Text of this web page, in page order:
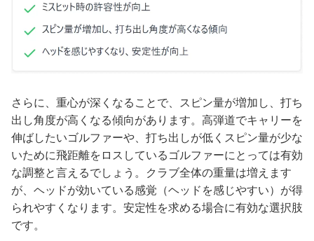
さらに、重心が深くなることで、スピン量が増加し、打ち
出し角度が高くなる傾向があります。高弾道でキャリーを
伸ばしたいゴルファーや、打ち出しが低くスピン量が少な
いために飛距離をロスしているゴルファーにとっては有効
な調整と言えるでしょう。クラブ全体の重量は増えます
が、ヘッドが効いている感覚（ヘッドを感じやすい）が得
られやすくなります。安定性を求める場合に有効な選択肢
です。